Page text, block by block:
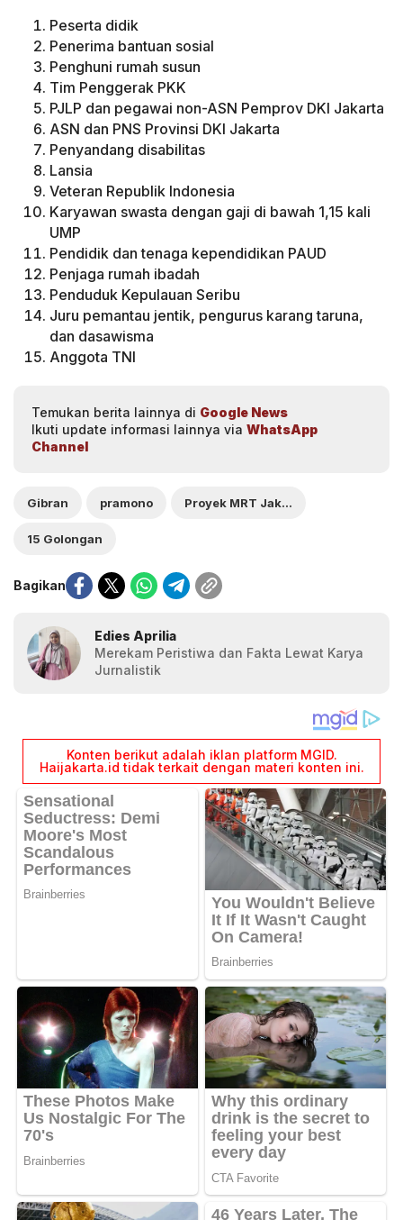
Peserta didik
Penerima bantuan sosial
Penghuni rumah susun
Tim Penggerak PKK
PJLP dan pegawai non-ASN Pemprov DKI Jakarta
ASN dan PNS Provinsi DKI Jakarta
Penyandang disabilitas
Lansia
Veteran Republik Indonesia
Karyawan swasta dengan gaji di bawah 1,15 kali
UMP
Pendidik dan tenaga kependidikan PAUD
Penjaga rumah ibadah
Penduduk Kepulauan Seribu
Juru pemantau jentik, pengurus karang taruna,
dan dasawisma
Anggota TNI
Temukan berita lainnya di Google News
Ikuti update informasi lainnya via WhatsApp
Channel
Gibran pramono Proyek MRT Jakarta
15 Golongan
Bagikan
Edies Aprilia
Merekam Peristiwa dan Fakta Lewat Karya
Jurnalistik